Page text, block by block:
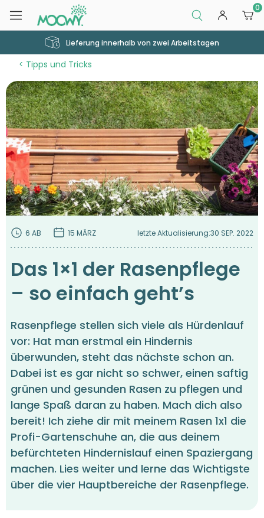
0
Lieferung innerhalb von zwei Arbeitstagen
Tipps und Tricks
6 AB 15 MÄRZ letzte Aktualisierung:30 SEP. 2022
Das 1×1 der Rasenpflege
– so einfach geht’s
Rasenpflege stellen sich viele als Hürdenlauf
vor: Hat man erstmal ein Hindernis
überwunden, steht das nächste schon an.
Dabei ist es gar nicht so schwer, einen saftig
grünen und gesunden Rasen zu pflegen und
lange Spaß daran zu haben. Mach dich also
bereit! Ich ziehe dir mit meinem Rasen 1x1 die
Profi-Gartenschuhe an, die aus deinem
befürchteten Hindernislauf einen Spaziergang
machen. Lies weiter und lerne das Wichtigste
über die vier Hauptbereiche der Rasenpflege.